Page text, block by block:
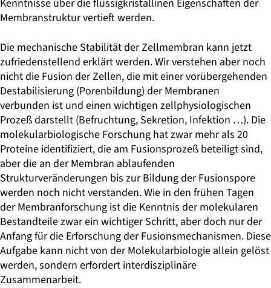
Kenntnisse über die flüssigkristallinen Eigenschaften der
Membranstruktur vertieft werden.
Die mechanische Stabilität der Zellmembran kann jetzt
zufriedenstellend erklärt werden. Wir verstehen aber noch
nicht die Fusion der Zellen, die mit einer vorübergehenden
Destabilisierung (Porenbildung) der Membranen
verbunden ist und einen wichtigen zellphysiologischen
Prozeß darstellt (Befruchtung, Sekretion, Infektion …). Die
molekularbiologische Forschung hat zwar mehr als 20
Proteine identifiziert, die am Fusionsprozeß beteiligt sind,
aber die an der Membran ablaufenden
Strukturveränderungen bis zur Bildung der Fusionspore
werden noch nicht verstanden. Wie in den frühen Tagen
der Membranforschung ist die Kenntnis der molekularen
Bestandteile zwar ein wichtiger Schritt, aber doch nur der
Anfang für die Erforschung der Fusionsmechanismen. Diese
Aufgabe kann nicht von der Molekularbiologie allein gelöst
werden, sondern erfordert interdisziplinäre
Zusammenarbeit.